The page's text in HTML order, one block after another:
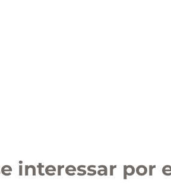
interessar por